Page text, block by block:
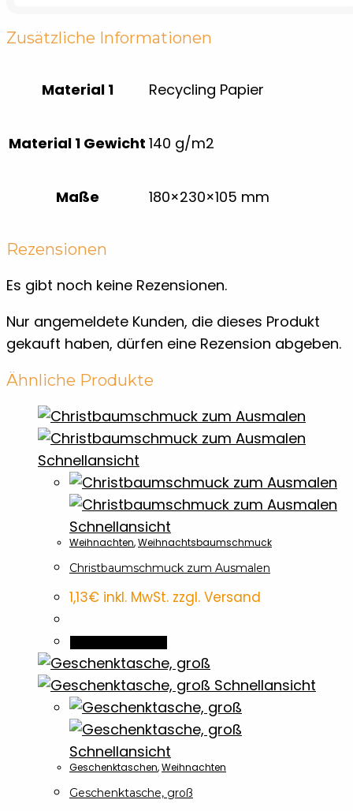
Zusätzliche Informationen
Material 1 Recycling Papier
Material 1 Gewicht 140 g/m2
Maße 180×230×105 mm
Rezensionen
Es gibt noch keine Rezensionen.
Nur angemeldete Kunden, die dieses Produkt
gekauft haben, dürfen eine Rezension abgeben.
Ähnliche Produkte
Schnellansicht
Schnellansicht
Weihnachten,Weihnachtsbaumschmuck
Christbaumschmuck zum Ausmalen
1,13€ inkl. MwSt. zzgl. Versand
Schnellansicht
Schnellansicht
Geschenktaschen,Weihnachten
Geschenktasche, groß